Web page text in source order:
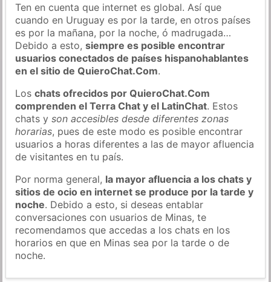
Ten en cuenta que internet es global. Así que
cuando en Uruguay es por la tarde, en otros países
es por la mañana, por la noche, ó madrugada…
Debido a esto,siempre es posible encontrar
usuarios conectados de países hispanohablantes
en el sitio de QuieroChat.Com.
Loschats ofrecidos por QuieroChat.Com
comprenden el Terra Chat y el LatinChat. Estos
chats yson accesibles desde diferentes zonas
horarias, pues de este modo es posible encontrar
usuarios a horas diferentes a las de mayor afluencia
de visitantes en tu país.
Por norma general, la mayor afluencia a los chats y
sitios de ocio en internet se produce por la tarde y
noche. Debido a esto, si deseas entablar
conversaciones con usuarios de Minas, te
recomendamos que accedas a los chats en los
horarios en que en Minas sea por la tarde o de
noche.